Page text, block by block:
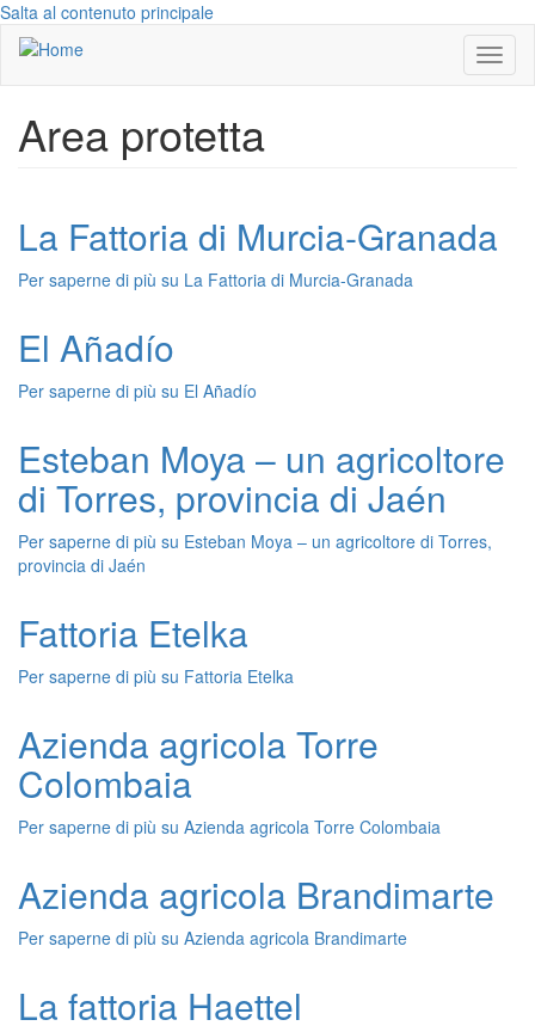
Salta al contenuto principale
Area protetta
La Fattoria di Murcia-Granada
Per saperne di più su La Fattoria di Murcia-Granada
El Añadío
Per saperne di più su El Añadío
Esteban Moya – un agricoltore
di Torres, provincia di Jaén
Per saperne di più su Esteban Moya – un agricoltore di Torres,
provincia di Jaén
Fattoria Etelka
Per saperne di più su Fattoria Etelka
Azienda agricola Torre
Colombaia
Per saperne di più su Azienda agricola Torre Colombaia
Azienda agricola Brandimarte
Per saperne di più su Azienda agricola Brandimarte
La fattoria Haettel